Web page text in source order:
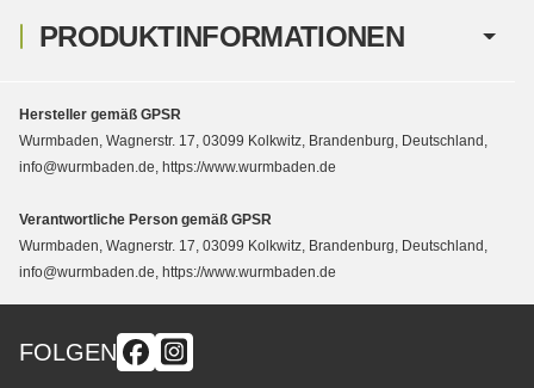
PRODUKTINFORMATIONEN
Hersteller gemäß GPSR
Wurmbaden, Wagnerstr. 17, 03099 Kolkwitz, Brandenburg, Deutschland,
info@wurmbaden.de, https://www.wurmbaden.de
Verantwortliche Person gemäß GPSR
Wurmbaden, Wagnerstr. 17, 03099 Kolkwitz, Brandenburg, Deutschland,
info@wurmbaden.de, https://www.wurmbaden.de
FOLGEN